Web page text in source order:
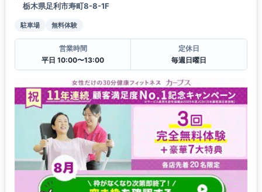
栃木県足利市寿町8-8-1F
駐車場 無料体験
営業時間
平日 10:00〜13:00
定休日
毎週日曜日